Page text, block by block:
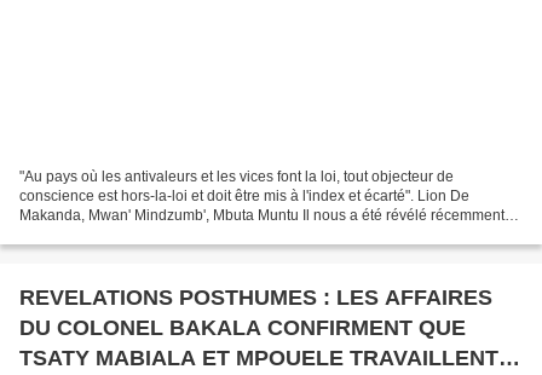
"Au pays où les antivaleurs et les vices font la loi, tout objecteur de
conscience est hors-la-loi et doit être mis à l'index et écarté". Lion De
Makanda, Mwan' Mindzumb', Mbuta Muntu Il nous a été révélé récemment
REVELATIONS POSTHUMES : LES AFFAIRES
DU COLONEL BAKALA CONFIRMENT QUE
TSATY MABIALA ET MPOUELE TRAVAILLENT